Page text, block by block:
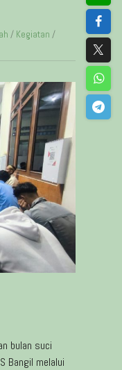
/ Kegiatan /
bulan suci
Bangil melalui